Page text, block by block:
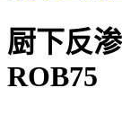
厨下反
ROB75